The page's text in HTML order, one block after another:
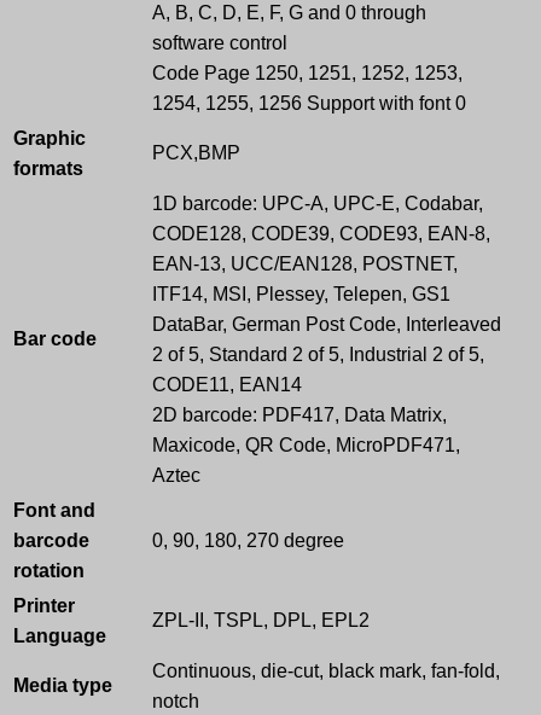
A, B, C, D, E, F, G and 0 through
software control
Code Page 1250, 1251, 1252, 1253,
1254, 1255, 1256 Support with font 0
Graphic
formats
PCX,BMP
Bar code
1D barcode: UPC-A, UPC-E, Codabar,
CODE128, CODE39, CODE93, EAN-8,
EAN-13, UCC/EAN128, POSTNET,
ITF14, MSI, Plessey, Telepen, GS1
DataBar, German Post Code, Interleaved
2 of 5, Standard 2 of 5, Industrial 2 of 5,
CODE11, EAN14
2D barcode: PDF417, Data Matrix,
Maxicode, QR Code, MicroPDF471,
Aztec
Font and
barcode
rotation
0, 90, 180, 270 degree
Printer
Language
ZPL-II, TSPL, DPL, EPL2
Media type
Continuous, die-cut, black mark, fan-fold,
notch